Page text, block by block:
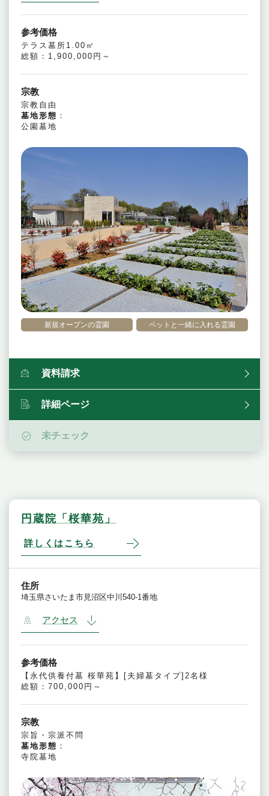
新規オープンの霊園 ペットと一緒に入れる霊園
参考価格
テラス墓所1.00㎡
総額：1,900,000円～
宗教
宗教自由
墓地形態 ：
公園墓地
資料請求
詳細ページ
未チェック
円蔵院「桜華苑」
詳しくはこちら
住所
埼玉県さいたま市見沼区中川540-1番地
アクセス
参考価格
【永代供養付墓 桜華苑】[夫婦墓タイプ]2名様
総額：700,000円～
宗教
宗旨・宗派不問
墓地形態 ：
寺院墓地